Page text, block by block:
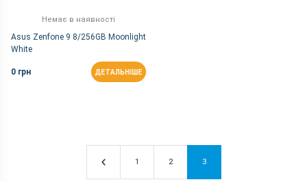
Немає в наявності
Asus Zenfone 9 8/256GB Moonlight
White
0 грн ДЕТАЛЬНІШЕ
1 2 3